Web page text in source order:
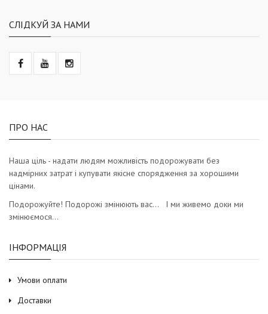
СЛІДКУЙ ЗА НАМИ
ПРО НАС
Наша ціль - надати людям можливість подорожувати без
надмірних затрат і купувати якісне спорядження за хорошими
цінами.
Подорожуйте! Подорожі змінюють вас… І ми живемо доки ми
змінюємося…
ІНФОРМАЦІЯ
Умови оплати
Доставки